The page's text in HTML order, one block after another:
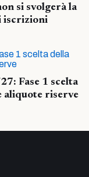
si svolgerà la
iscrizioni
Fase 1 scelta
aliquote riserve